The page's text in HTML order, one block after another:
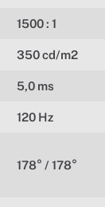
1500 : 1
350 cd/m2
5,0 ms
120 Hz
178° / 178°